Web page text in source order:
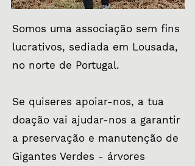
Somos uma associação sem fins
lucrativos, sediada em Lousada,
no norte de Portugal.
Se quiseres apoiar-nos, a tua
doação vai ajudar-nos a garantir
a preservação e manutenção de
Gigantes Verdes - árvores